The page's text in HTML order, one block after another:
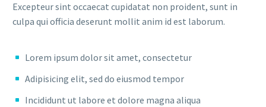
Excepteur sint occaecat cupidatat non proident, sunt in
culpa qui officia deserunt mollit anim id est laborum.
Lorem ipsum dolor sit amet, consectetur
Adipisicing elit, sed do eiusmod tempor
Incididunt ut labore et dolore magna aliqua